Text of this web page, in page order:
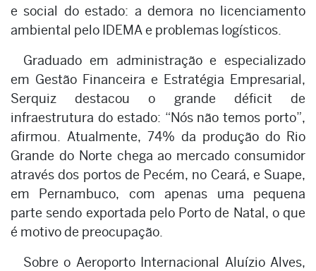
e social do estado: a demora no licenciamento
ambiental pelo IDEMA e problemas logísticos.
Graduado em administração e especializado
em Gestão Financeira e Estratégia Empresarial,
Serquiz destacou o grande déficit de
infraestrutura do estado: “Nós não temos porto”,
afirmou. Atualmente, 74% da produção do Rio
Grande do Norte chega ao mercado consumidor
através dos portos de Pecém, no Ceará, e Suape,
em Pernambuco, com apenas uma pequena
parte sendo exportada pelo Porto de Natal, o que
é motivo de preocupação.
Sobre o Aeroporto Internacional Aluízio Alves,